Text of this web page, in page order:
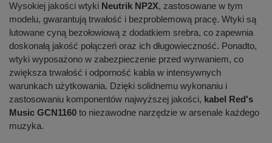
Wysokiej jakości wtyki Neutrik NP2X, zastosowane w tym
modelu, gwarantują trwałość i bezproblemową pracę. Wtyki są
lutowane cyną bezołowiową z dodatkiem srebra, co zapewnia
doskonałą jakość połączeń oraz ich długowieczność. Ponadto,
wtyki wyposażono w zabezpieczenie przed wyrwaniem, co
zwiększa trwałość i odporność kabla w intensywnych
warunkach użytkowania. Dzięki solidnemu wykonaniu i
zastosowaniu komponentów najwyższej jakości, kabel Red's
Music GCN1160 to niezawodne narzędzie w arsenale każdego
muzyka.